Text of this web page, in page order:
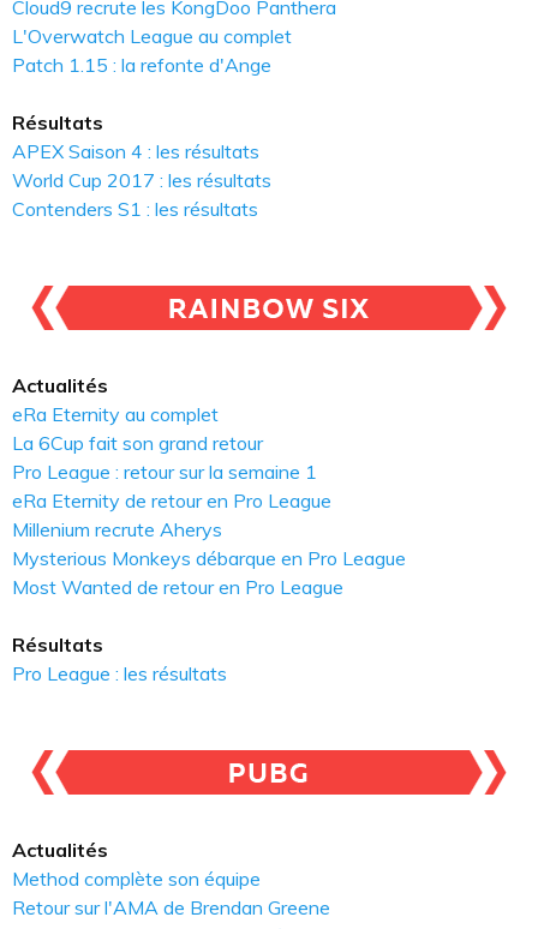
Cloud9 recrute les KongDoo Panthera
L'Overwatch League au complet
Patch 1.15 : la refonte d'Ange
Résultats
APEX Saison 4 : les résultats
World Cup 2017 : les résultats
Contenders S1 : les résultats
Actualités
eRa Eternity au complet
La 6Cup fait son grand retour
Pro League : retour sur la semaine 1
eRa Eternity de retour en Pro League
Millenium recrute Aherys
Mysterious Monkeys débarque en Pro League
Most Wanted de retour en Pro League
Résultats
Pro League : les résultats
Actualités
Method complète son équipe
Retour sur l'AMA de Brendan Greene